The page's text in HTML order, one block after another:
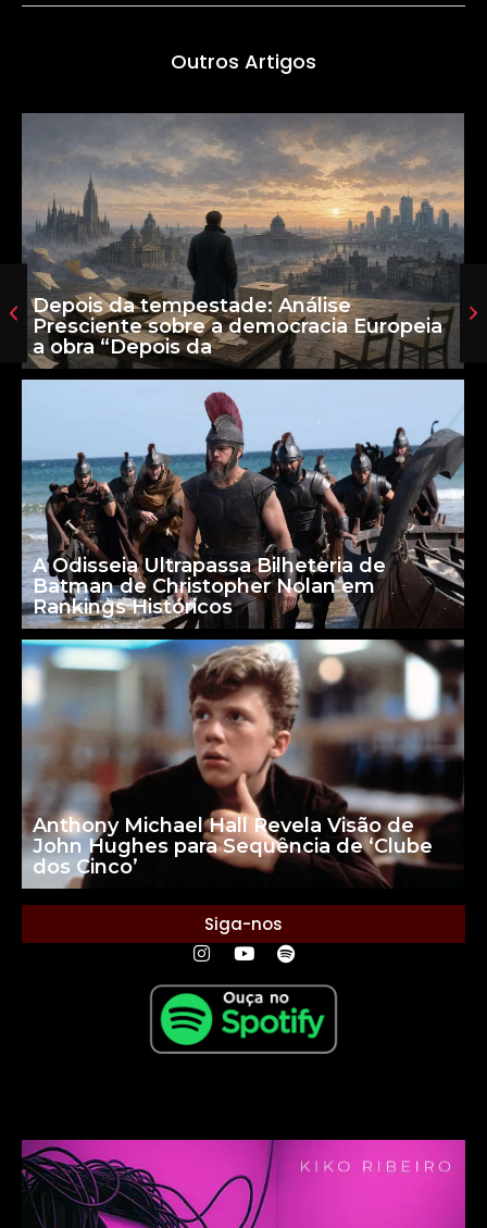
Outros Artigos
Depois da tempestade: Análise
Presciente sobre a democracia Europeia
a obra “Depois da
A Odisseia Ultrapassa Bilheteria de
Batman de Christopher Nolan em
Rankings Históricos
Anthony Michael Hall Revela Visão de
John Hughes para Sequência de ‘Clube
dos Cinco’
Siga-nos